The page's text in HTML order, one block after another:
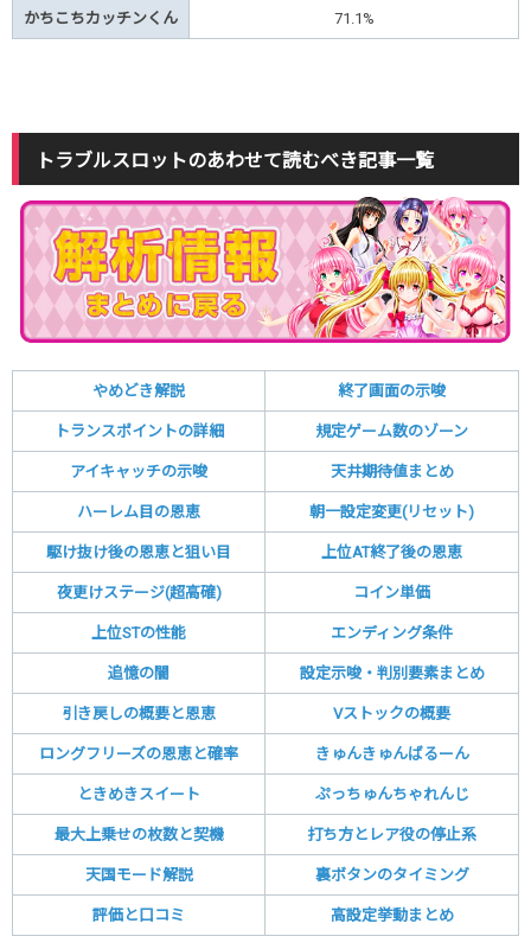
かちこちカッチンくん 71.1%
トラブルスロットのあわせて読むべき記事一覧
やめどき解説 終了画面の示唆
トランスポイントの詳細 規定ゲーム数のゾーン
アイキャッチの示唆 天井期待値まとめ
ハーレム目の恩恵 朝一設定変更(リセット)
駆け抜け後の恩恵と狙い目 上位AT終了後の恩恵
夜更けステージ(超高確) コイン単価
上位STの性能 エンディング条件
追憶の闇 設定示唆・判別要素まとめ
引き戻しの概要と恩恵 Vストックの概要
ロングフリーズの恩恵と確率 きゅんきゅんばるーん
ときめきスイート ぷっちゅんちゃれんじ
最大上乗せの枚数と契機 打ち方とレア役の停止系
天国モード解説 裏ボタンのタイミング
評価と口コミ 高設定挙動まとめ